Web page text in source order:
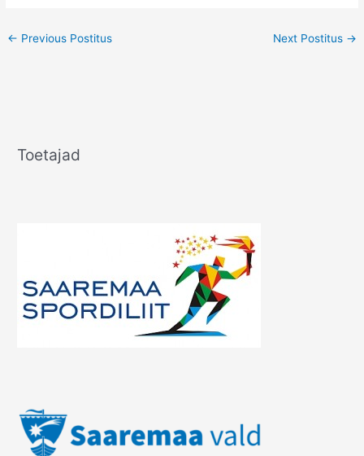
← Previous Postitus Next Postitus →
Toetajad